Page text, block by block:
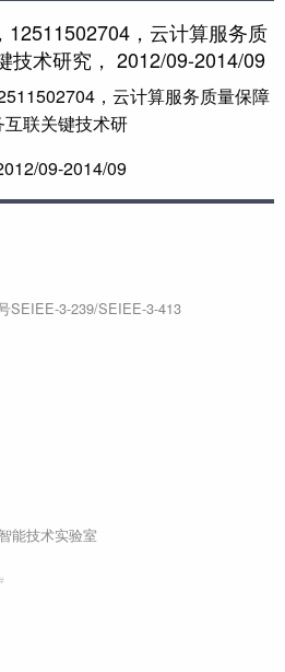
12511502704，云计算服务质
技术研究， 2012/09-2014/09
，云计算服务质量保障
互联关键技术研
09-2014/09
SEIEE-3-239/SEIEE-3-413
能技术实验室